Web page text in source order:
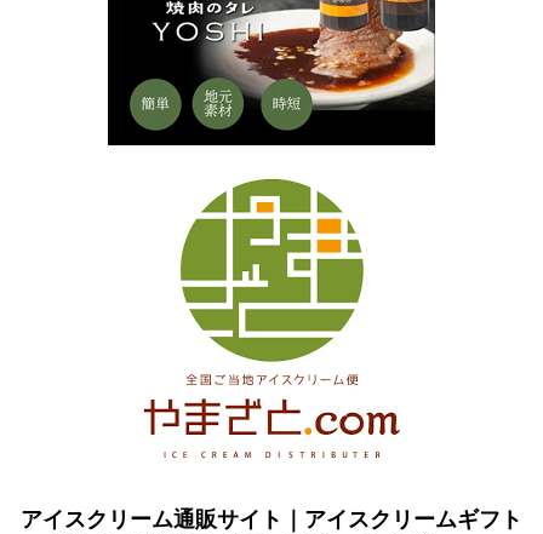
アイスクリーム通販サイト｜アイスクリームギフト